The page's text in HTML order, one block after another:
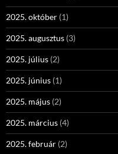
2025. október (1)
2025. augusztus (3)
2025. július (2)
2025. június (1)
2025. május (2)
2025. március (4)
2025. február (2)